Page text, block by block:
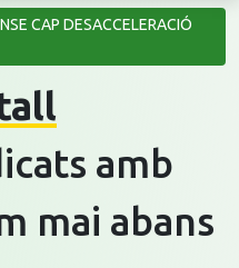
CAP DESACCELERACIÓ
amb
mai abans